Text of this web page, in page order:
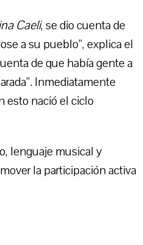
Caeli, se dio cuenta de
a su pueblo”, explica el
de que había gente a
Inmediatamente
esto nació el ciclo
lenguaje musical y
la participación activa